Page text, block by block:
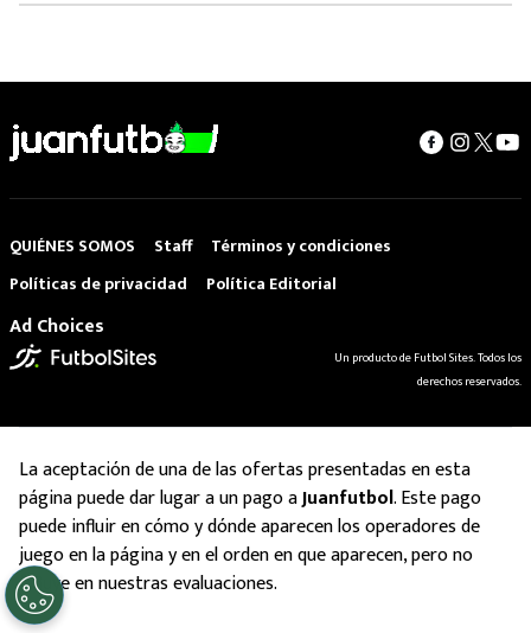
QUIÉNES SOMOS Staff
Términos y condiciones
Políticas de privacidad
Política Editorial
Ad Choices
Un producto de Futbol Sites. Todos los
derechos reservados.
La aceptación de una de las ofertas presentadas en esta
página puede dar lugar a un pago aJuanfutbol. Este pago
puede influir en cómo y dónde aparecen los operadores de
juego en la página y en el orden en que aparecen, pero no
influye en nuestras evaluaciones.